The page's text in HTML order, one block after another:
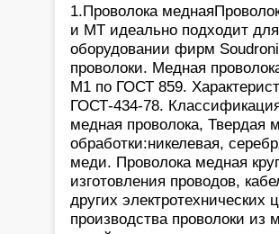
1.Проволока
и МТ идеально подходит
оборудовании фирм
проволоки. Медная
М1 по ГОСТ 859.
ГОСТ-434-78.
медная проволока, Твердая
обработки:никелевая,
меди. Проволока медная
изготовления проводов,
других
производства проволоки